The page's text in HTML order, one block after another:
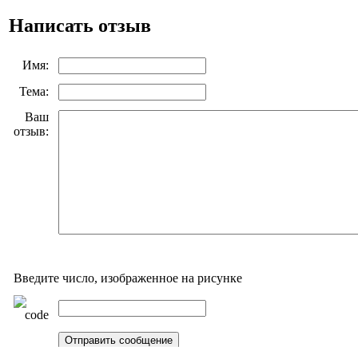
Написать отзыв
Имя:
Тема:
Ваш
отзыв:
Введите число, изображенное на рисунке